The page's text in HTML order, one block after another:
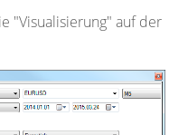
"Visualisierung" auf der